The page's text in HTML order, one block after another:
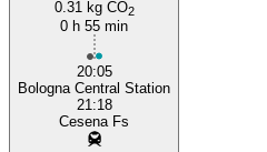
0.31 kg CO2
0 h 55 min
20:05
Bologna Central Station
21:18
Cesena Fs